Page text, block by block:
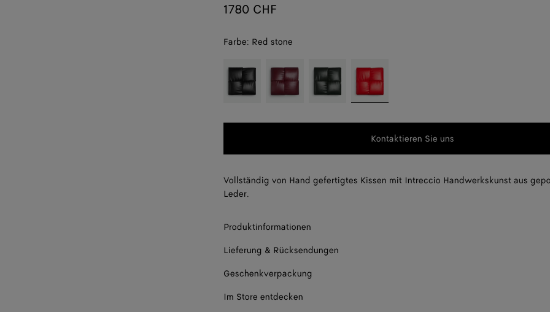
1780 CHF
Farbe: Red stone
color (Durch
Auswahl einer
Farbe können
der Seite
ändern.)
Black Barolo
Dark
green
Red
stone
Kontaktieren Sie uns
Vollständig von Hand gefertigtes Kissen mit Intreccio Handwerkskunst aus
Leder.
Produktinformationen
Lieferung & Rücksendungen
Geschenkverpackung
Im Store entdecken